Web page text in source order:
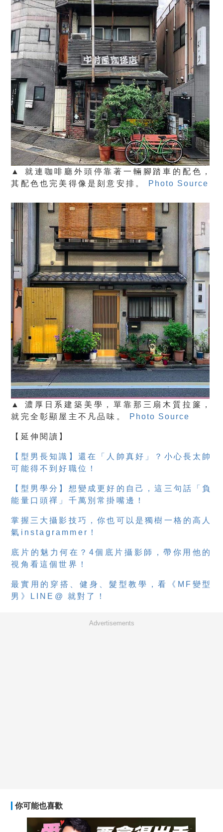
▲ 就連咖啡廳外頭停靠著一輛腳踏車的配色，
其配色也完美得像是刻意安排。 Photo Source
▲ 濃厚日系建築美學，單靠那三扇木質拉簾，
就完全彰顯屋主不凡品味。
Photo Source
【延伸閱讀】
【型男長知識】還在「人帥真好」？小心長太帥
可能得不到好職位！
【型男學分】想變成更好的自己，這三句話「負
能量口頭禪」千萬別常掛嘴邊！
掌握三大攝影技巧，你也可以是獨樹一格的高人
氣instagrammer！
底片的魅力何在？4個底片攝影師，帶你用他的
視角看這個世界！
最實用的穿搭、健身、髮型教學，看《MF變型
男》LINE@ 就對了！
Advertisements